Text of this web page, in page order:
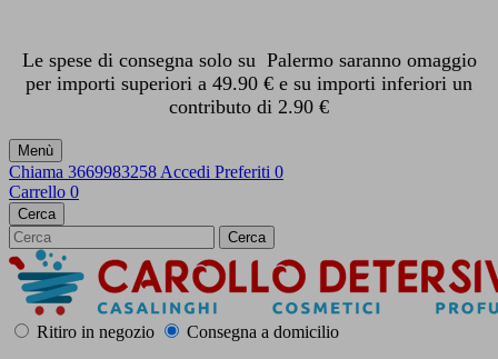
Le spese di consegna solo su Palermo saranno omaggio
per importi superiori a 49.90 € e su importi inferiori un
contributo di 2.90 €
Menù
Chiama 3669983258 Accedi Preferiti 0
Carrello 0
Cerca
Cerca
Ritiro in negozio
Consegna a domicilio